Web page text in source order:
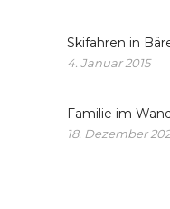
Skifahren in
4. Januar 2015
Familie im
18. Dezember